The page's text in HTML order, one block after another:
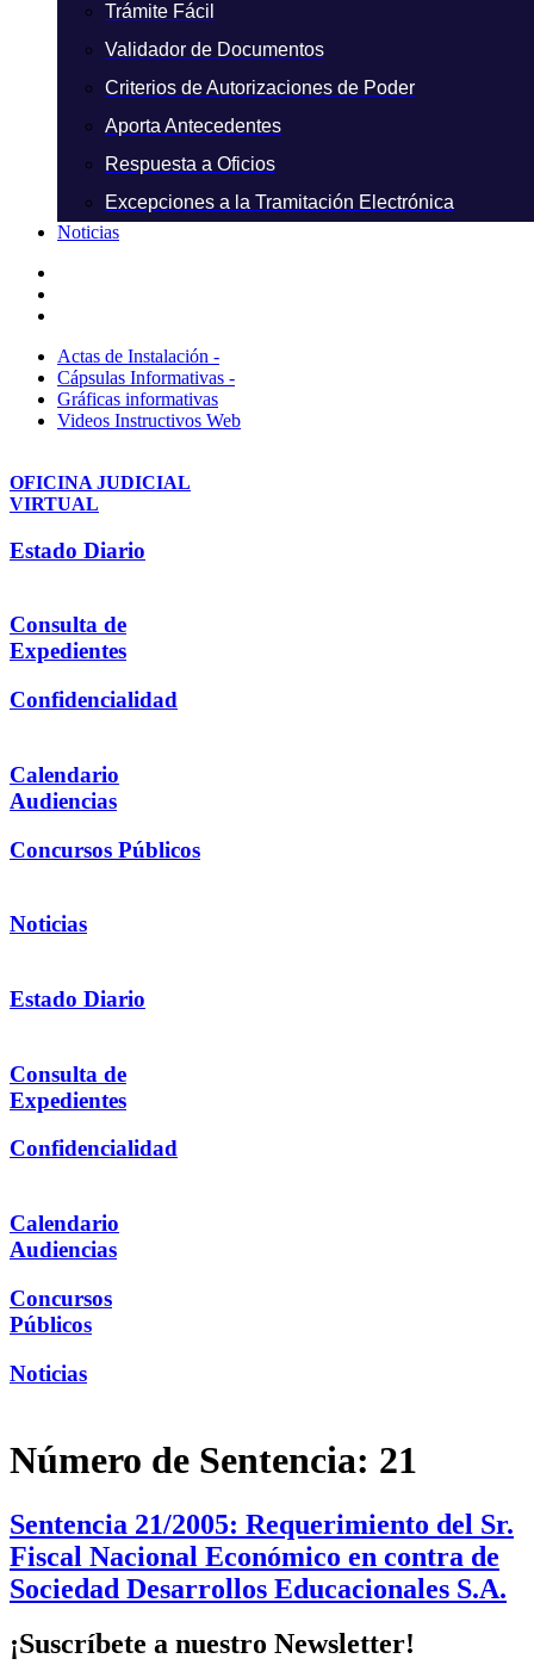
Trámite Fácil
Validador de Documentos
Criterios de Autorizaciones de Poder
Aporta Antecedentes
Respuesta a Oficios
Excepciones a la Tramitación Electrónica
Noticias
Actas de Instalación -
Cápsulas Informativas -
Gráficas informativas
Videos Instructivos Web
OFICINA JUDICIAL
VIRTUAL
Estado Diario
Consulta de
Expedientes
Confidencialidad
Calendario
Audiencias
Concursos Públicos
Noticias
Estado Diario
Consulta de
Expedientes
Confidencialidad
Calendario
Audiencias
Concursos
Públicos
Noticias
Número de Sentencia: 21
Sentencia 21/2005: Requerimiento del Sr.
Fiscal Nacional Económico en contra de
Sociedad Desarrollos Educacionales S.A.
¡Suscríbete a nuestro Newsletter!